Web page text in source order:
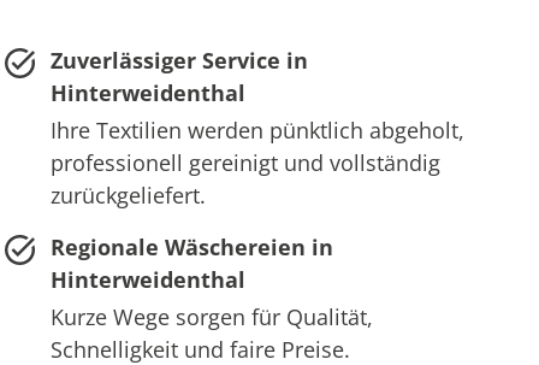
Zuverlässiger Service in
Hinterweidenthal
Ihre Textilien werden pünktlich abgeholt,
professionell gereinigt und vollständig
zurückgeliefert.
Regionale Wäschereien in
Hinterweidenthal
Kurze Wege sorgen für Qualität,
Schnelligkeit und faire Preise.